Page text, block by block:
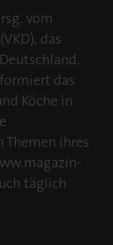
vom
das
das
Köche in
ihres
täglich